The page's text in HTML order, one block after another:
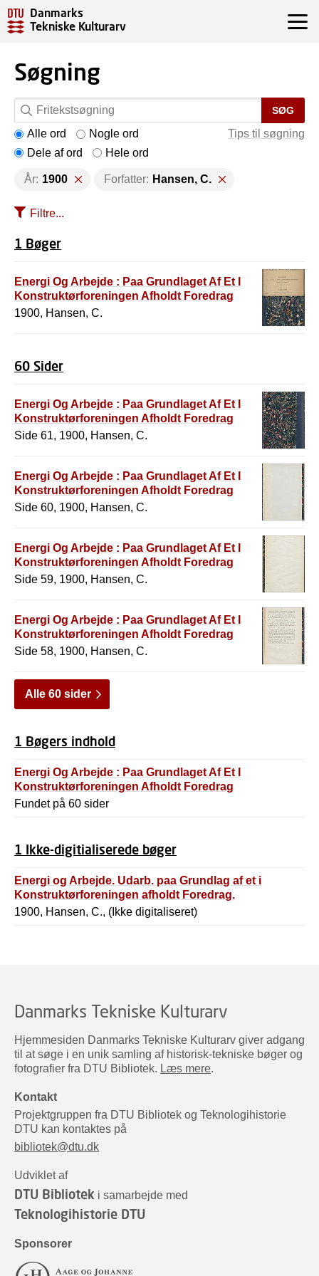
Danmarks
Tekniske Kulturarv
Søgning
SØG
Tips til søgning
Alle ord
Nogle ord
Dele af ord
Hele ord
År: 1900 Forfatter: Hansen, C.
Filtre...
1 Bøger
Energi Og Arbejde : Paa Grundlaget Af Et I
Konstruktørforeningen Afholdt Foredrag
1900, Hansen, C.
60 Sider
Energi Og Arbejde : Paa Grundlaget Af Et I
Konstruktørforeningen Afholdt Foredrag
Side 61, 1900, Hansen, C.
Energi Og Arbejde : Paa Grundlaget Af Et I
Konstruktørforeningen Afholdt Foredrag
Side 60, 1900, Hansen, C.
Energi Og Arbejde : Paa Grundlaget Af Et I
Konstruktørforeningen Afholdt Foredrag
Side 59, 1900, Hansen, C.
Energi Og Arbejde : Paa Grundlaget Af Et I
Konstruktørforeningen Afholdt Foredrag
Side 58, 1900, Hansen, C.
Alle 60 sider
1 Bøgers indhold
Energi Og Arbejde : Paa Grundlaget Af Et I
Konstruktørforeningen Afholdt Foredrag
Fundet på 60 sider
1 Ikke-digitialiserede bøger
Energi og Arbejde. Udarb. paa Grundlag af et i
Konstruktørforeningen afholdt Foredrag.
1900, Hansen, C., (Ikke digitaliseret)
Danmarks Tekniske Kulturarv
Hjemmesiden Danmarks Tekniske Kulturarv giver adgang
til at søge i en unik samling af historisk-tekniske bøger og
fotografier fra DTU Bibliotek. Læs mere.
Kontakt
Projektgruppen fra DTU Bibliotek og Teknologihistorie
DTU kan kontaktes på
bibliotek@dtu.dk
Udviklet af
DTU Bibliotek i samarbejde med
Teknologihistorie DTU
Sponsorer